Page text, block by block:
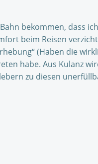
bekommen, dass
beim Reisen
(Haben die
habe. Aus Kulanz
zu diesen